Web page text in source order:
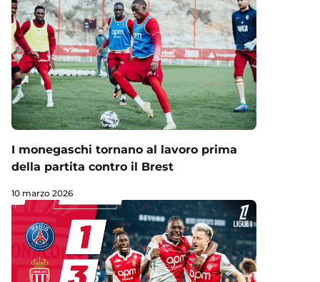
I monegaschi tornano al lavoro prima
della partita contro il Brest
10 marzo 2026